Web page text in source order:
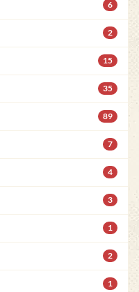
6
2
15
35
89
7
4
3
1
2
1